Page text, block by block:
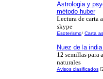
Astrologia y
método huber
Lectura de carta
skype
Esoterismo/ Carta
Nuez de la
12 semillas para
naturales
Avisos clasificados